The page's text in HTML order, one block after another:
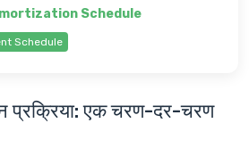
Schedule
एक चरण-दर-चरण